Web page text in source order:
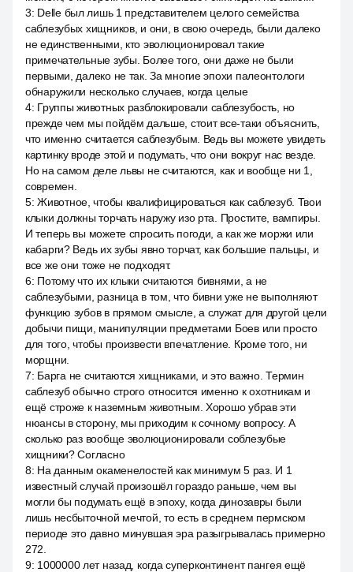
3: Delle был лишь 1 представителем целого семейства
саблезубых хищников, и они, в свою очередь, были далеко
не единственными, кто эволюционировал такие
примечательные зубы. Более того, они даже не были
первыми, далеко не так. За многие эпохи палеонтологи
обнаружили несколько случаев, когда целые
4: Группы животных разблокировали саблезубость, но
прежде чем мы пойдём дальше, стоит все-таки объяснить,
что именно считается саблезубым. Ведь вы можете увидеть
картинку вроде этой и подумать, что они вокруг нас везде.
Но на самом деле львы не считаются, как и вообще ни 1,
современ.
5:Животное, чтобы квалифицироваться как саблезуб. Твои
клыки должны торчать наружу изо рта. Простите, вампиры.
И теперь вы можете спросить погоди, а как же моржи или
кабарги? Ведь их зубы явно торчат, как большие пальцы, и
все же они тоже не подходят.
6: Потому что их клыки считаются бивнями, а не
саблезубыми, разница в том, что бивни уже не выполняют
функцию зубов в прямом смысле, а служат для другой цели
добычи пищи, манипуляции предметами Боев или просто
для того, чтобы произвести впечатление. Кроме того, ни
морщни.
7: Барга не считаются хищниками, и это важно. Термин
саблезуб обычно строго относится именно к охотникам и
ещё строже к наземным животным. Хорошо убрав эти
нюансы в сторону, мы приходим к сочному вопросу. А
сколько раз вообще эволюционировали соблезубые
хищники? Согласно
8: На данным окаменелостей как минимум 5 раз. И 1
известный случай произошёл гораздо раньше, чем вы
могли бы подумать ещё в эпоху, когда динозавры были
лишь несбыточной мечтой, то есть в среднем пермском
периоде это давно минувшая эра разыгрывалась примерно
272.
9: 1000000 лет назад, когда суперконтинент пангея ещё